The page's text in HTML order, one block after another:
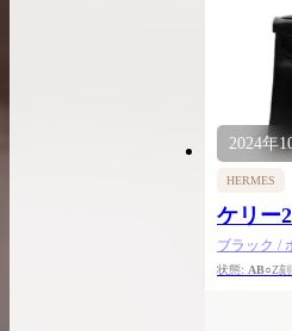
2024年
HERMES
ケリー
ブラック /
状態: AB○Z刻